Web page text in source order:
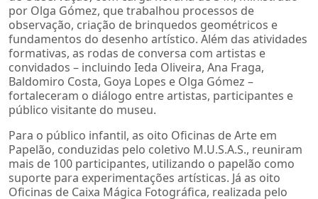
por Olga Gómez, que trabalhou processos de
observação, criação de brinquedos geométricos e
fundamentos do desenho artístico. Além das atividades
formativas, as rodas de conversa com artistas e
convidados – incluindo Ieda Oliveira, Ana Fraga,
Baldomiro Costa, Goya Lopes e Olga Gómez –
fortaleceram o diálogo entre artistas, participantes e
público visitante do museu.
Para o público infantil, as oito Oficinas de Arte em
Papelão, conduzidas pelo coletivo M.U.S.A.S., reuniram
mais de 100 participantes, utilizando o papelão como
suporte para experimentações artísticas. Já as oito
Oficinas de Caixa Mágica Fotográfica, realizada pelo